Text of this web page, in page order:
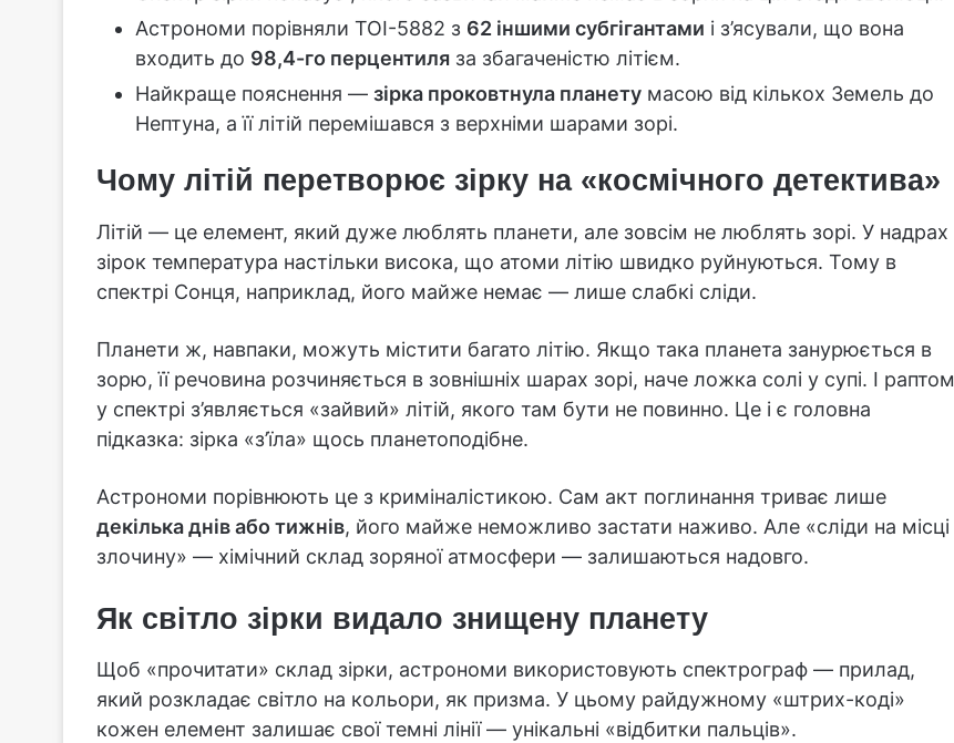
Астрономи порівняли TOI-5882 з 62 іншими субгігантами і з’ясували, що вона
входить до 98,4-го перцентиля за збагаченістю літієм.
Найкраще пояснення — зірка проковтнула планету масою від кількох Земель до
Нептуна, а її літій перемішався з верхніми шарами зорі.
Чому літій перетворює зірку на «космічного детектива»
Літій — це елемент, який дуже люблять планети, але зовсім не люблять зорі. У надрах
зірок температура настільки висока, що атоми літію швидко руйнуються. Тому в
спектрі Сонця, наприклад, його майже немає — лише слабкі сліди.
Планети ж, навпаки, можуть містити багато літію. Якщо така планета занурюється в
зорю, її речовина розчиняється в зовнішніх шарах зорі, наче ложка солі у супі. І раптом
у спектрі з’являється «зайвий» літій, якого там бути не повинно. Це і є головна
підказка: зірка «з’їла» щось планетоподібне.
Астрономи порівнюють це з криміналістикою. Сам акт поглинання триває лише
декілька днів або тижнів, його майже неможливо застати наживо. Але «сліди на місці
злочину» — хімічний склад зоряної атмосфери — залишаються надовго.
Як світло зірки видало знищену планету
Щоб «прочитати» склад зірки, астрономи використовують спектрограф — прилад,
який розкладає світло на кольори, як призма. У цьому райдужному «штрих-коді»
кожен елемент залишає свої темні лінії — унікальні «відбитки пальців».